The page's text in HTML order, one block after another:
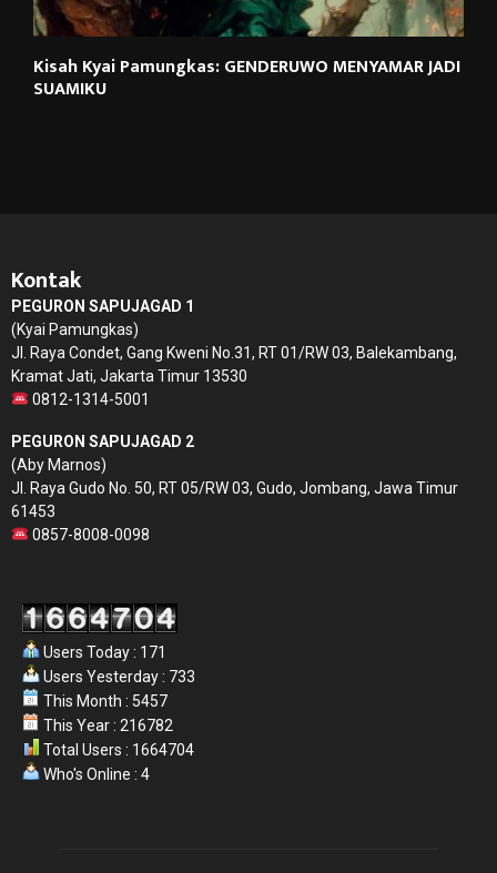
Kisah Kyai Pamungkas: GENDERUWO MENYAMAR JADI
SUAMIKU
Kontak
PEGURON SAPUJAGAD 1
(Kyai Pamungkas)
Jl. Raya Condet, Gang Kweni No.31, RT 01/RW 03, Balekambang,
Kramat Jati, Jakarta Timur 13530
0812-1314-5001
PEGURON SAPUJAGAD 2
(Aby Marnos)
Jl. Raya Gudo No. 50, RT 05/RW 03, Gudo, Jombang, Jawa Timur
61453
0857-8008-0098
Users Today : 171
Users Yesterday : 733
This Month : 5457
This Year : 216782
Total Users : 1664704
Who's Online : 4